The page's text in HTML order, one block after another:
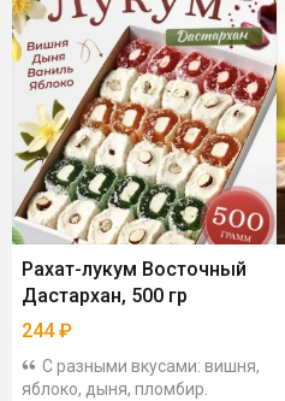
Рахат-лукум Восточный
Дастархан, 500 гр
244₽
С разными вкусами: вишня,
яблоко, дыня, пломбир.